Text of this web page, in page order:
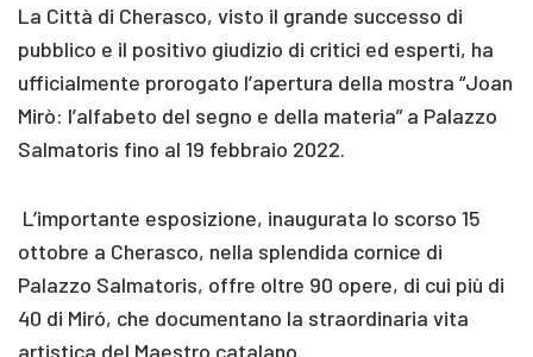
La Città di Cherasco, visto il grande successo di
pubblico e il positivo giudizio di critici ed esperti, ha
ufficialmente prorogato l’apertura della mostra “Joan
Mirò: l’alfabeto del segno e della materia” a Palazzo
Salmatoris fino al 19 febbraio 2022.
L’importante esposizione, inaugurata lo scorso 15
ottobre a Cherasco, nella splendida cornice di
Palazzo Salmatoris, offre oltre 90 opere, di cui più di
40 di Miró, che documentano la straordinaria vita
artistica del Maestro catalano.